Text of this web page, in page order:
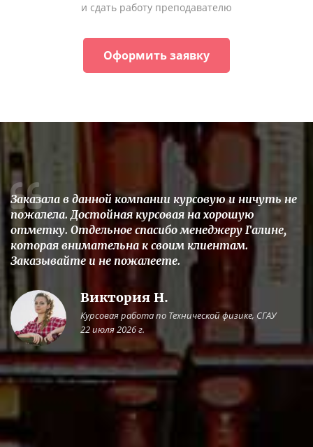
и сдать работу преподавателю
Оформить заявку
Заказала в данной компании курсовую и ничуть не
пожалела. Достойная курсовая на хорошую
отметку. Отдельное спасибо менеджеру Галине,
которая внимательна к своим клиентам.
Заказывайте и не пожалеете.
Виктория Н.
Курсовая работа по Технической физике, СГАУ
22 июля 2026 г.